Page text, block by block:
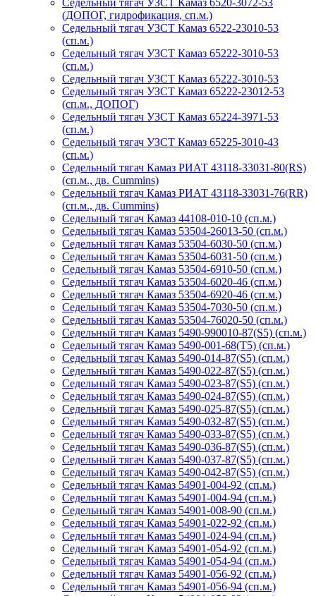
Седельный тягач УЗСТ Камаз 6520-3072-53
(ДОПОГ, гидрофикация, сп.м.)
Седельный тягач УЗСТ Камаз 6522-23010-53
(сп.м.)
Седельный тягач УЗСТ Камаз 65222-3010-53
(сп.м.)
Седельный тягач УЗСТ Камаз 65222-3010-53
Седельный тягач УЗСТ Камаз 65222-23012-53
(сп.м., ДОПОГ)
Седельный тягач УЗСТ Камаз 65224-3971-53
(сп.м.)
Седельный тягач УЗСТ Камаз 65225-3010-43
(сп.м.)
Седельный тягач Камаз РИАТ 43118-33031-80(RS)
(сп.м., дв. Cummins)
Седельный тягач Камаз РИАТ 43118-33031-76(RR)
(сп.м., дв. Cummins)
Седельный тягач Камаз 44108-010-10 (сп.м.)
Седельный тягач Камаз 53504-26013-50 (сп.м.)
Седельный тягач Камаз 53504-6030-50 (сп.м.)
Седельный тягач Камаз 53504-6031-50 (сп.м.)
Седельный тягач Камаз 53504-6910-50 (сп.м.)
Седельный тягач Камаз 53504-6020-46 (сп.м.)
Седельный тягач Камаз 53504-6920-46 (сп.м.)
Седельный тягач Камаз 53504-7030-50 (сп.м.)
Седельный тягач Камаз 53504-76020-50 (сп.м.)
Седельный тягач Камаз 5490-990010-87(S5) (сп.м.)
Седельный тягач Камаз 5490-001-68(Т5) (сп.м.)
Седельный тягач Камаз 5490-014-87(S5) (сп.м.)
Седельный тягач Камаз 5490-022-87(S5) (сп.м.)
Седельный тягач Камаз 5490-023-87(S5) (сп.м.)
Седельный тягач Камаз 5490-024-87(S5) (сп.м.)
Седельный тягач Камаз 5490-025-87(S5) (сп.м.)
Седельный тягач Камаз 5490-032-87(S5) (сп.м.)
Седельный тягач Камаз 5490-033-87(S5) (сп.м.)
Седельный тягач Камаз 5490-036-87(S5) (сп.м.)
Седельный тягач Камаз 5490-037-87(S5) (сп.м.)
Седельный тягач Камаз 5490-042-87(S5) (сп.м.)
Седельный тягач Камаз 54901-004-92 (сп.м.)
Седельный тягач Камаз 54901-004-94 (сп.м.)
Седельный тягач Камаз 54901-008-90 (сп.м.)
Седельный тягач Камаз 54901-022-92 (сп.м.)
Седельный тягач Камаз 54901-024-94 (сп.м.)
Седельный тягач Камаз 54901-054-92 (сп.м.)
Седельный тягач Камаз 54901-054-94 (сп.м.)
Седельный тягач Камаз 54901-056-92 (сп.м.)
Седельный тягач Камаз 54901-056-94 (сп.м.)